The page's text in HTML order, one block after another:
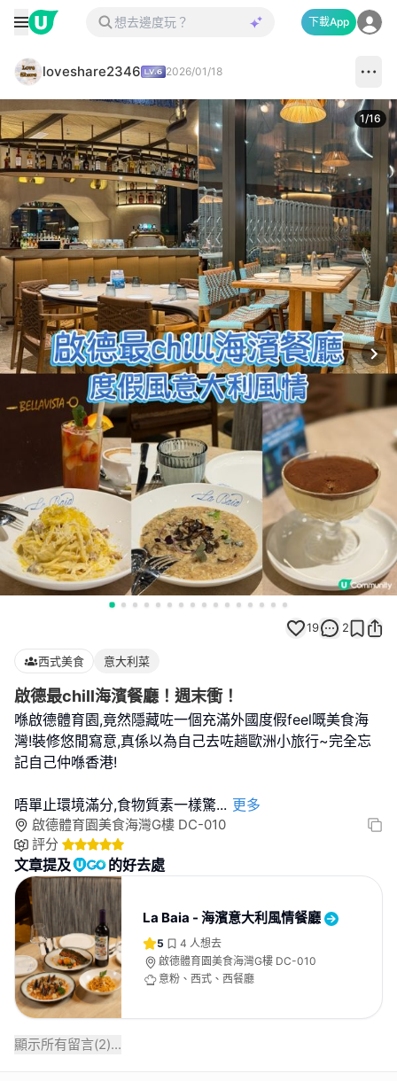
下載App
loveshare2346 2026/01/18
1/16
19 2
西式美食 意大利菜
啟德最chill海濱餐廳！週末衝！
喺啟德體育園,竟然隱藏咗一個充滿外國度假feel嘅美食海
灣!裝修悠閒寫意,真係以為自己去咗趟歐洲小旅行~完全忘
記自己仲喺香港!
唔單止環境滿分,食物質素一樣驚... 更多
啟德體育園美食海灣G樓 DC-010​
評分
文章提及 的好去處
La Baia - 海濱意大利風情餐廳
5 4 人想去
啟德體育園美食海灣G樓 DC-010​
意粉、西式、西餐廳
顯示所有留言(2)...